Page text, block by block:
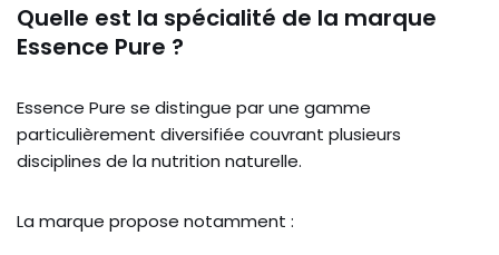
Quelle est la spécialité de la marque
Essence Pure ?
Essence Pure se distingue par une gamme
particulièrement diversifiée couvrant plusieurs
disciplines de la nutrition naturelle.
La marque propose notamment :